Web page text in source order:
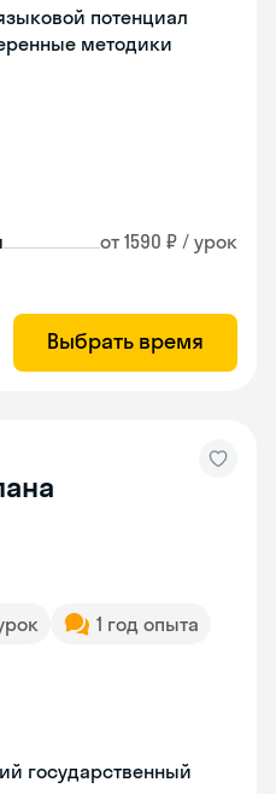
потенциал
методики
от 1590 ₽ / урок
Выбрать время
1 год опыта
государственный